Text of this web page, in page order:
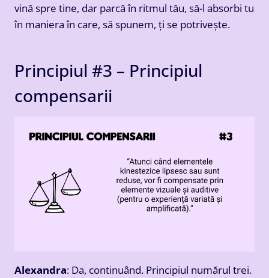
vină spre tine, dar parcă în ritmul tău, să-l absorbi tu
în maniera în care, să spunem, ți se potrivește.
Principiul #3 – Principiul
compensarii
Alexandra: Da, continuând. Principiul numărul trei.